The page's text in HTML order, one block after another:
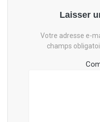
Laisser
Votre adresse e-
champs